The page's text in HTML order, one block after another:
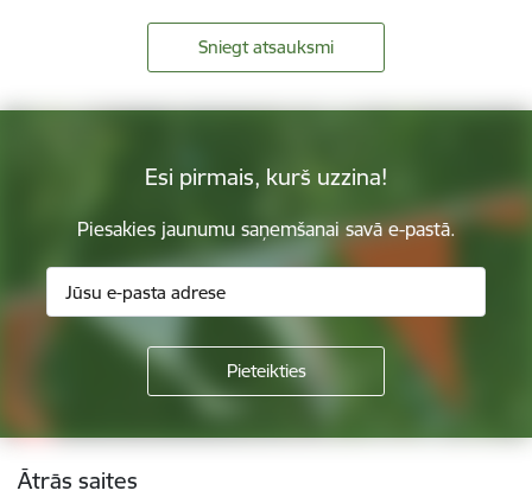
Sniegt atsauksmi
Esi pirmais, kurš uzzina!
Piesakies jaunumu saņemšanai savā e-pastā.
Kājene
Ātrās saites